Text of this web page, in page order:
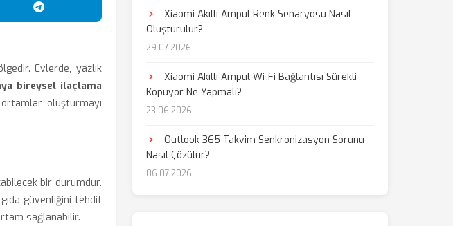
Telegram'da Paylaş
Evlerde, yazlık
bireysel ilaçlama
ortamlar oluşturmayı
bir durumdur.
güvenliğini tehdit
sağlanabilir.
Xiaomi Akıllı Ampul Renk Senaryosu Nasıl
Oluşturulur?
29.07.2026
Xiaomi Akıllı Ampul Wi-Fi Bağlantısı Sürekli
Kopuyor Ne Yapmalı?
23.06.2026
Outlook 365 Takvim Senkronizasyon Sorunu
Nasıl Çözülür?
06.07.2026